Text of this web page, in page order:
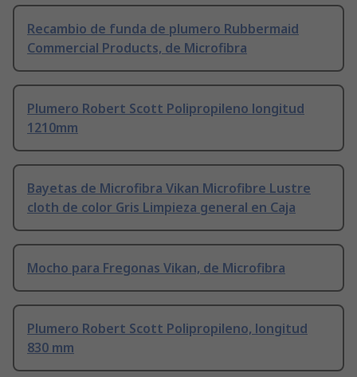
Recambio de funda de plumero Rubbermaid
Commercial Products, de Microfibra
Plumero Robert Scott Polipropileno longitud
1210mm
Bayetas de Microfibra Vikan Microfibre Lustre
cloth de color Gris Limpieza general en Caja
Mocho para Fregonas Vikan, de Microfibra
Plumero Robert Scott Polipropileno, longitud
830 mm